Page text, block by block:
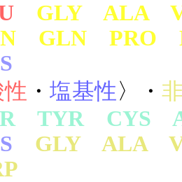
GLY ALA
GLN PRO
・ 塩基性 〉・
TYR CYS
GLY ALA